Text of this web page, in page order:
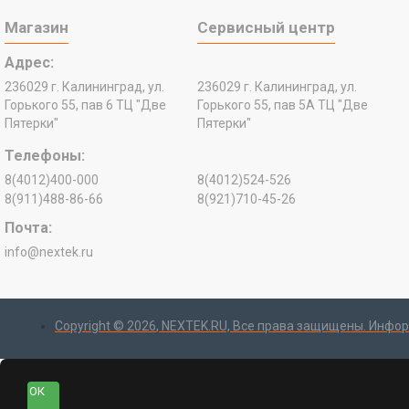
Магазин Сервисный центр
Адрес:
236029 г. Калининград, ул.
Горького 55, пав 6 ТЦ "Две
Пятерки"
236029 г. Калининград, ул.
Горького 55, пав 5А ТЦ "Две
Пятерки"
Телефоны:
8(4012)400-000
8(911)488-86-66
8(4012)524-526
8(921)710-45-26
Почта:
info@nextek.ru
Copyright © 2026, NEXTEK.RU, Все права защищены.
ОК